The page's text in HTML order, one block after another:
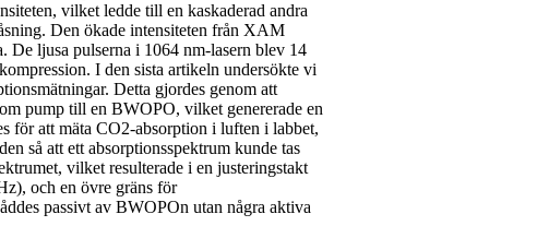
vilket ledde till en kaskaderad andra
Den ökade intensiteten från XAM
De ljusa pulserna i 1064 nm-lasern blev 14
I den sista artikeln undersökte vi
Detta gjordes genom att
pump till en BWOPO, vilket genererade en
för att mäta CO2-absorption i luften i labbet,
så att ett absorptionsspektrum kunde tas
vilket resulterade i en justeringstakt
och en övre gräns för
passivt av BWOPOn utan några aktiva